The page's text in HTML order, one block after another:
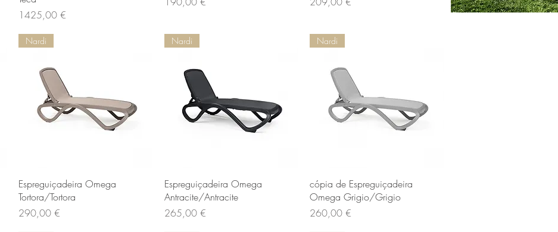
Prezzo
1425,00 €
Vista rapida
Nardi
Espreguiçadeira Omega
Tortora/Tortora
Prezzo
290,00 €
Vista rapida
Nardi
Espreguiçadeira Omega
Antracite/Antracite
Prezzo
265,00 €
Vista rapida
Nardi
cópia de Espreguiçadeira
Omega Grigio/Grigio
Prezzo
260,00 €